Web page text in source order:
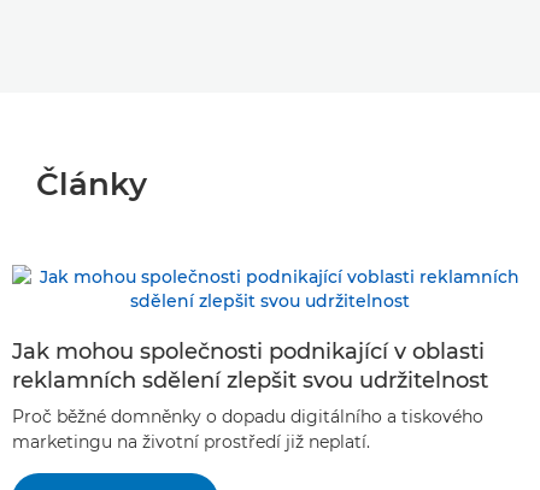
Články
Jak mohou společnosti podnikající v oblasti
reklamních sdělení zlepšit svou udržitelnost
Proč běžné domněnky o dopadu digitálního a tiskového
marketingu na životní prostředí již neplatí.